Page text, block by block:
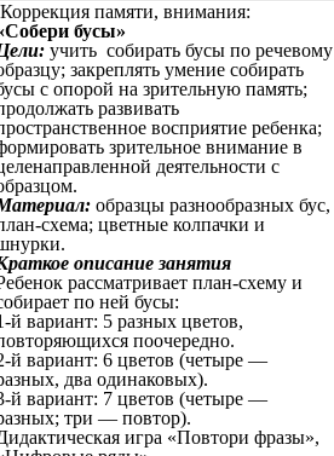
памяти, внимания:
бусы»
учить собирать бусы по речевому
закреплять умение собирать
с опорой на зрительную память;
развивать
восприятие ребенка;
зрительное внимание в
деятельности с
образцы разнообразных бус,
схема; цветные колпачки и
описание занятия
рассматривает план-схему и
по ней бусы:
й вариант: 5 разных цветов,
поочередно.
й вариант: 6 цветов (четыре —
два одинаковых).
й вариант: 7 цветов (четыре —
три — повтор).
игра «Повтори фразы»,